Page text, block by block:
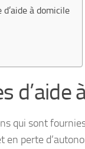
à domicile
d’aide
qui sont
perte